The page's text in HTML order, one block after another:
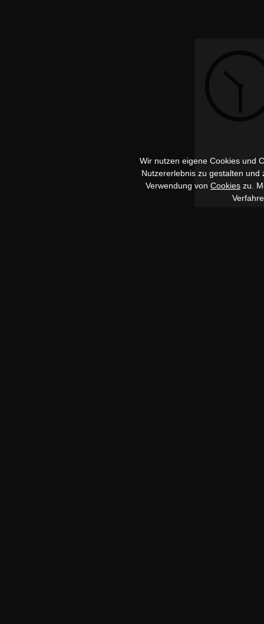
Wir nutzen eigene Cookies und
Nutzererlebnis zu gestalten
Verwendung von Cookies zu.